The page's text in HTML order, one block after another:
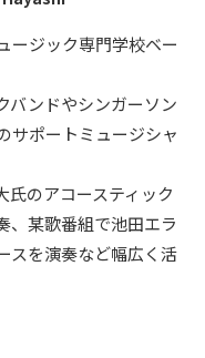
ージック専門学校ベー
バンドやシンガーソン
サポートミュージシャ
のアコースティック
、某歌番組で池田エラ
スを演奏など幅広く活